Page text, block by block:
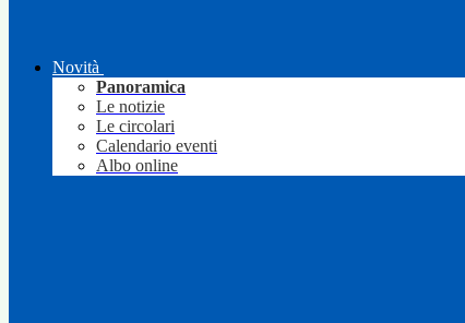
Novità
Panoramica
Le notizie
Le circolari
Calendario eventi
Albo online